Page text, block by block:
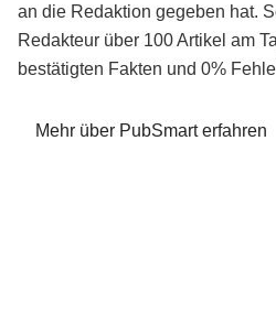
an die Redaktion gegeben hat.
Redakteur über 100 Artikel am
bestätigten Fakten und 0%
Mehr über PubSmart erfahren